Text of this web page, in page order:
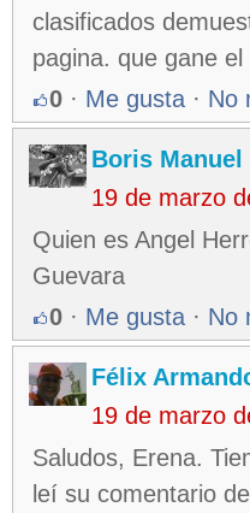
clasificados
pagina. que gane el
0 · Me gusta · No
Boris Manuel
19 de marzo
Quien es Angel
Guevara
0 · Me gusta · No
Félix
19 de marzo
Saludos, Erena.
leí su comentario